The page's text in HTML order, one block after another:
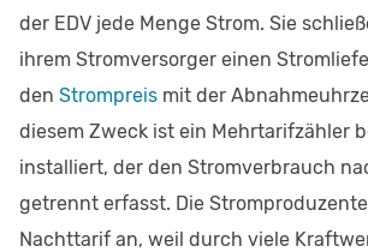
der EDV jede Menge Strom. Sie
ihrem Stromversorger einen
den Strompreis mit der
diesem Zweck ist ein Mehrtarifzähler
installiert, der den Stromverbrauch
getrennt erfasst. Die
Nachttarif an, weil durch viele